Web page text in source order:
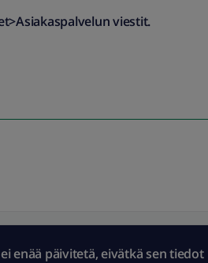
viestit.
enää päivitetä, eivätkä sen tiedot